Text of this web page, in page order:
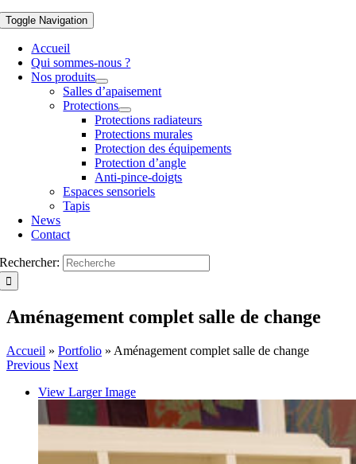
Toggle Navigation
Accueil
Qui sommes-nous ?
Nos produits
Salles d’apaisement
Protections
Protections radiateurs
Protections murales
Protection des équipements
Protection d’angle
Anti-pince-doigts
Espaces sensoriels
Tapis
News
Contact
Rechercher:
Aménagement complet salle de change
Accueil » Portfolio » Aménagement complet salle de change
Previous Next
View Larger Image